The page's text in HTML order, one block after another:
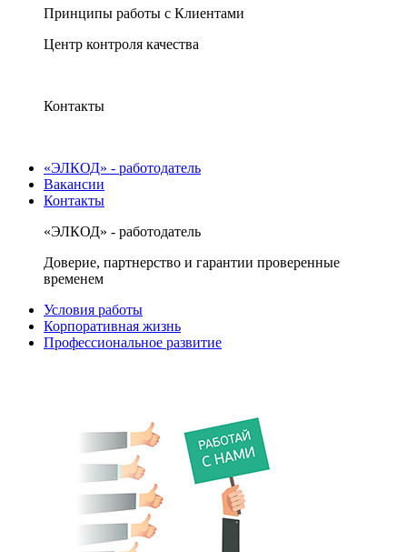
Принципы работы с Клиентами
Центр контроля качества
Контакты
«ЭЛКОД» - работодатель
Вакансии
Контакты
«ЭЛКОД» - работодатель
Доверие, партнерство и гарантии проверенные
временем
Условия работы
Корпоративная жизнь
Профессиональное развитие